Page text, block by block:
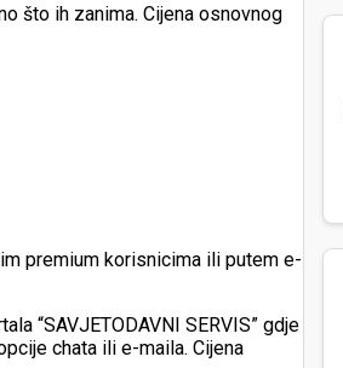
što ih zanima. Cijena osnovnog
premium korisnicima ili putem e-
“SAVJETODAVNI SERVIS” gdje
chata ili e-maila. Cijena